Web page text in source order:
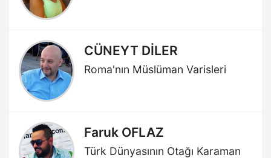
CÜNEYT DİLER
Roma'nın Müslüman Varisleri
Faruk OFLAZ
Türk Dünyasının Otağı Karaman